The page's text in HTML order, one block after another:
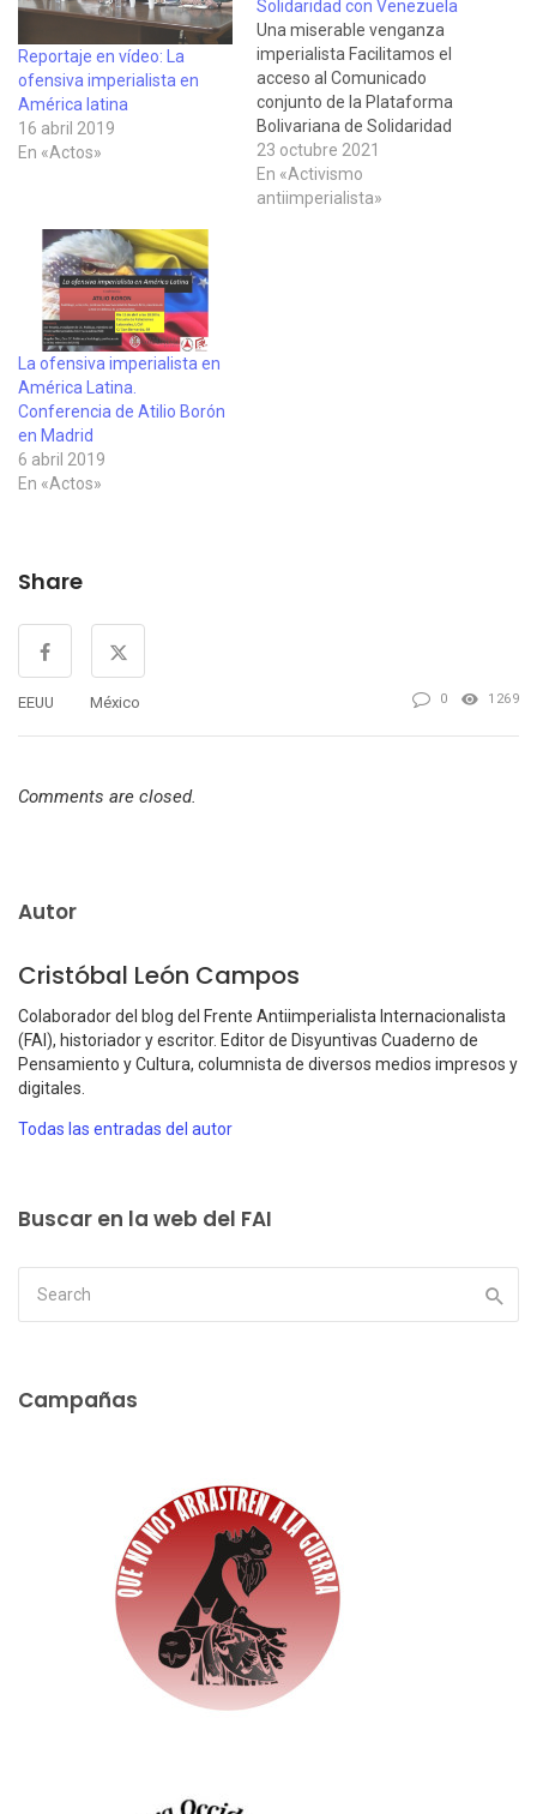
Reportaje en vídeo: La
ofensiva imperialista en
América latina
16 abril 2019
En «Actos»
Solidaridad con Venezuela
Una miserable venganza
imperialista Facilitamos el
acceso al Comunicado
conjunto de la Plataforma
Bolivariana de Solidaridad
con Venezuela y de la
Coordinadora Estatal de
Solidaridad con Cuba,
23 octubre 2021
En «Activismo
antiimperialista»
La ofensiva imperialista en
América Latina.
Conferencia de Atilio Borón
en Madrid
6 abril 2019
En «Actos»
Share
EEUU México 0 1269
Comments are closed.
Autor
Cristóbal León Campos
Colaborador del blog del Frente Antiimperialista Internacionalista
(FAI), historiador y escritor. Editor de Disyuntivas Cuaderno de
Pensamiento y Cultura, columnista de diversos medios impresos y
digitales.
Todas las entradas del autor
Buscar en la web del FAI
Campañas